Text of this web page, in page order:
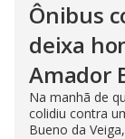
Ônibus
deixa
Amador
Na manhã de
colidiu contra
Bueno da Veiga,